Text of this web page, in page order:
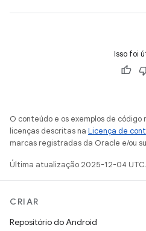
Isso foi
O conteúdo e os exemplos de
licenças descritas na Licença de
marcas registradas da Oracle e/ou
Última atualização 2025-12-04 UTC.
CRIAR
Repositório do Android